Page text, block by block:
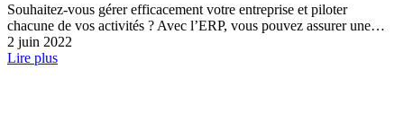
Souhaitez-vous gérer efficacement votre entreprise et piloter
chacune de vos activités ? Avec l’ERP, vous pouvez assurer une…
2 juin 2022
Lire plus